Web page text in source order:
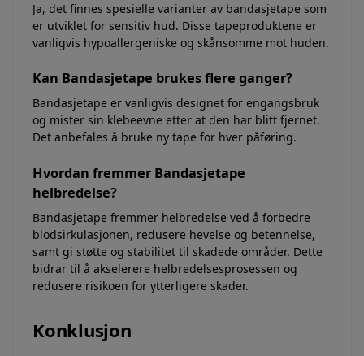
Ja, det finnes spesielle varianter av bandasjetape som
er utviklet for sensitiv hud. Disse tapeproduktene er
vanligvis hypoallergeniske og skånsomme mot huden.
Kan Bandasjetape brukes flere ganger?
Bandasjetape er vanligvis designet for engangsbruk
og mister sin klebeevne etter at den har blitt fjernet.
Det anbefales å bruke ny tape for hver påføring.
Hvordan fremmer Bandasjetape
helbredelse?
Bandasjetape fremmer helbredelse ved å forbedre
blodsirkulasjonen, redusere hevelse og betennelse,
samt gi støtte og stabilitet til skadede områder. Dette
bidrar til å akselerere helbredelsesprosessen og
redusere risikoen for ytterligere skader.
Konklusjon